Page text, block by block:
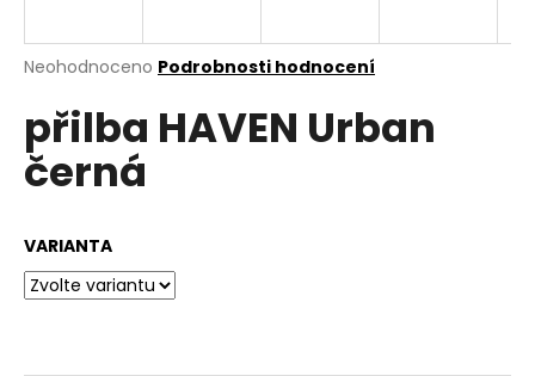
Průměrné
produktu
je
0,0
z
Neohodnoceno Podrobnosti hodnocení
přilba HAVEN Urban
černá
VARIANTA
n
a
í
t
?